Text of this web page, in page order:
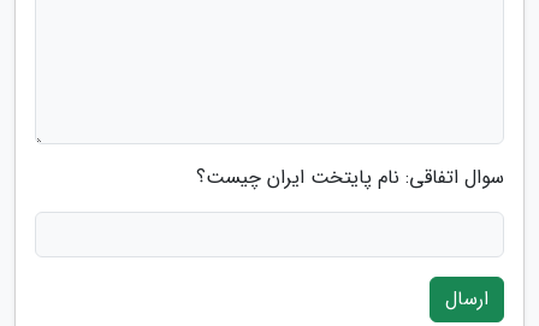
سوال اتفاقی: نام پایتخت ایران چیست؟
ارسال